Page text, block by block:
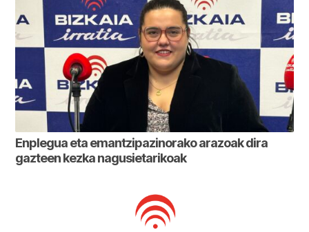
Enplegua eta emantzipazinorako arazoak dira
gazteen kezka nagusietarikoak